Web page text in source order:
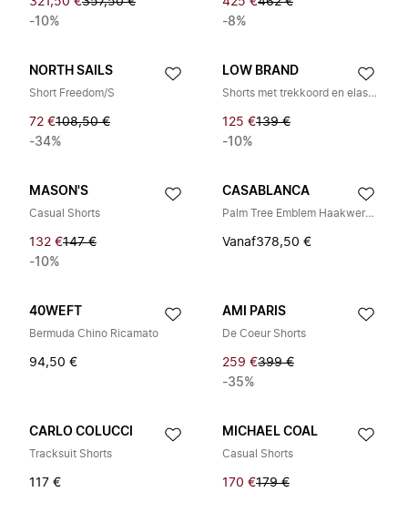
-10%
-8%
NORTH SAILS
Short Freedom/S
72 €108,50 €
-34%
LOW BRAND
Shorts met trekkoord en elastische tailleband
125 €139 €
-10%
MASON'S
Casual Shorts
132 €147 €
-10%
CASABLANCA
Palm Tree Emblem Haakwerk Shorts
Vanaf378,50 €
40WEFT
Bermuda Chino Ricamato
94,50 €
AMI PARIS
De Coeur Shorts
259 €399 €
-35%
CARLO COLUCCI
Tracksuit Shorts
117 €
MICHAEL COAL
Casual Shorts
170 €179 €